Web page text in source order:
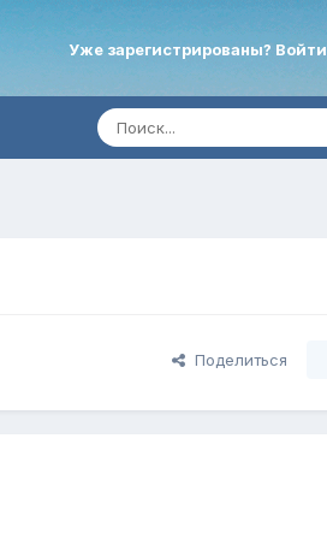
Уже зарегистрированы? Войти
Поделиться